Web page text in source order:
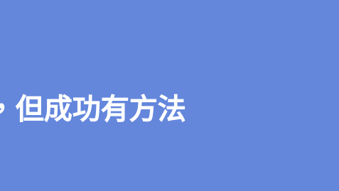
但成功有方法